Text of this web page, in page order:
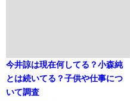
今井諒は現在何してる？小森純
とは続いてる？子供や仕事につ
いて調査